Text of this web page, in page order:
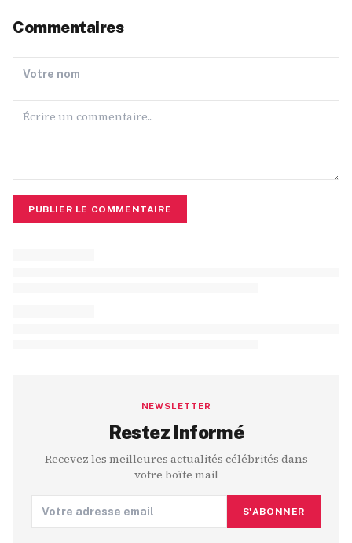
Commentaires
PUBLIER LE COMMENTAIRE
NEWSLETTER
Restez Informé
Recevez les meilleures actualités célébrités dans
votre boîte mail
S'ABONNER